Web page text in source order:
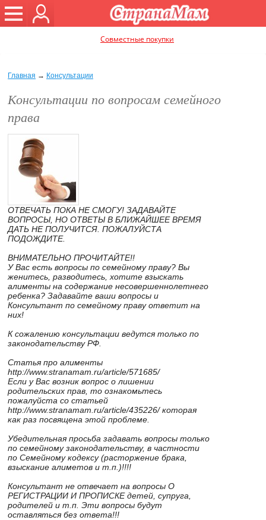
Совместные покупки
Главная → Консультации
Консультации по вопросам семейного
права
ОТВЕЧАТЬ ПОКА НЕ СМОГУ! ЗАДАВАЙТЕ
ВОПРОСЫ, НО ОТВЕТЫ В БЛИЖАЙШЕЕ ВРЕМЯ
ДАТЬ НЕ ПОЛУЧИТСЯ. ПОЖАЛУЙСТА
ПОДОЖДИТЕ.
ВНИМАТЕЛЬНО ПРОЧИТАЙТЕ!!
У Вас есть вопросы по семейному праву? Вы
женитесь, разводитесь, хотите взыскать
алименты на содержание несовершеннолетнего
ребенка? Задавайте ваши вопросы и
Консультант по семейному праву ответит на
них!
К сожалению консультации ведутся только по
законодательству РФ.
Статья про алименты
http://www.stranamam.ru/article/571685/
Если у Вас возник вопрос о лишении
родительских прав, то ознакомьтесь
пожалуйста со статьей
http://www.stranamam.ru/article/435226/ которая
как раз посвящена этой проблеме.
Убедительная просьба задавать вопросы только
по семейному законодательству, в частности
по Семейному кодексу (расторжение брака,
взыскание алиметов и т.п.)!!!!
Консультант не отвечает на вопросы О
РЕГИСТРАЦИИ И ПРОПИСКЕ детей, супруга,
родителей и т.п. Эти вопросы будут
оставляться без ответа!!!